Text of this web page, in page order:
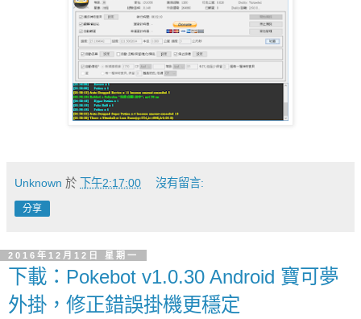
Unknown 於 下午2:17:00 沒有留言:
分享
2016年12月12日 星期一
下載：Pokebot v1.0.30 Android 寶可夢
外掛，修正錯誤掛機更穩定